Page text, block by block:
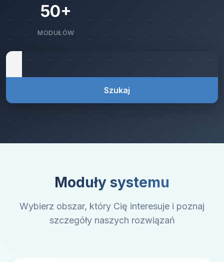
50+
MODUŁÓW
Szukaj
Moduły systemu
Wybierz obszar, który Cię interesuje i poznaj
szczegóły naszych rozwiązań